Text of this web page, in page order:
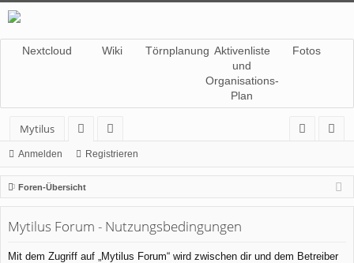
Nextcloud Wiki Törnplanung Aktivenliste
und
Organisations-
Plan
Fotos
Mytilus
or
en
itg
lie
de
r
m
el
n
ist
rie
n
Anmelden Registrieren
Foren-Übersicht
Mytilus Forum - Nutzungsbedingungen
Mit dem Zugriff auf „Mytilus Forum“ wird zwischen dir und dem Betreiber